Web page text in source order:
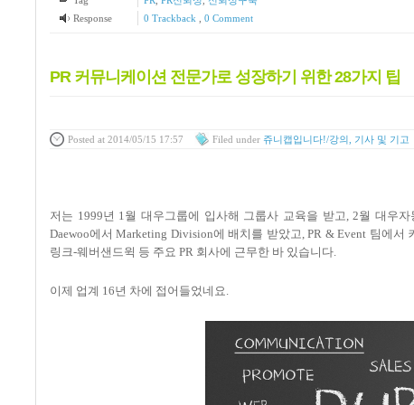
Response
0 Trackback 0 Comment
PR 커뮤니케이션 전문가로 성장하기 위한 28가지 팁
Posted at 2014/05/15 17:57 Filed under 쥬니캡입니다!/강의, 기사 및 기고
저는 1999년 1월 대우그룹에 입사해 그룹사 교육을 받고, 2월 대우자
Daewoo에서 Marketing Division에 배치를 받았고, PR & Event 팀에서
링크-웨버샌드윅 등 주요 PR 회사에 근무한 바 있습니다.
이제 업계 16년 차에 접어들었네요.